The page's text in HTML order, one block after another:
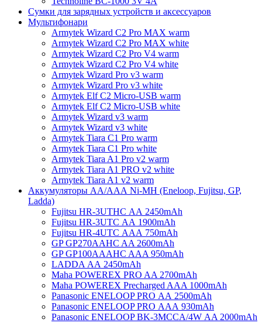
Сумки для зарядных устройств и аксессуаров
Мультифонари
Armytek Wizard C2 Pro MAX warm
Armytek Wizard C2 Pro MAX white
Armytek Wizard C2 Pro V4 warm
Armytek Wizard C2 Pro V4 white
Armytek Wizard Pro v3 warm
Armytek Wizard Pro v3 white
Armytek Elf C2 Micro-USB warm
Armytek Elf C2 Micro-USB white
Armytek Wizard v3 warm
Armytek Wizard v3 white
Armytek Tiara C1 Pro warm
Armytek Tiara C1 Pro white
Armytek Tiara A1 Pro v2 warm
Armytek Tiara A1 PRO v2 white
Armytek Tiara A1 v2 warm
Аккумуляторы АА/ААА Ni-MH (Eneloop, Fujitsu, GP,
Ladda)
Fujitsu HR-3UTHC АА 2450mAh
Fujitsu HR-3UTC АА 1900mAh
Fujitsu HR-4UTC АAА 750mAh
GP GP270AAHC AA 2600mAh
GP GP100AAAHC AAA 950mAh
LADDA АА 2450mAh
Maha POWEREX PRO AA 2700mAh
Maha POWEREX Precharged AAA 1000mAh
Panasonic ENELOOP PRO АА 2500mAh
Panasonic ENELOOP PRO АAА 930mAh
Panasonic ENELOOP BK-3MCCA/4W АA 2000mAh